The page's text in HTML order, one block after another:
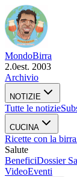
MondoBirra
2.0est. 2003
Archivio
NOTIZIE
Tutte le notizie
CUCINA
Ricette con la birra
Salute
BeneficiDossier
VideoEventi